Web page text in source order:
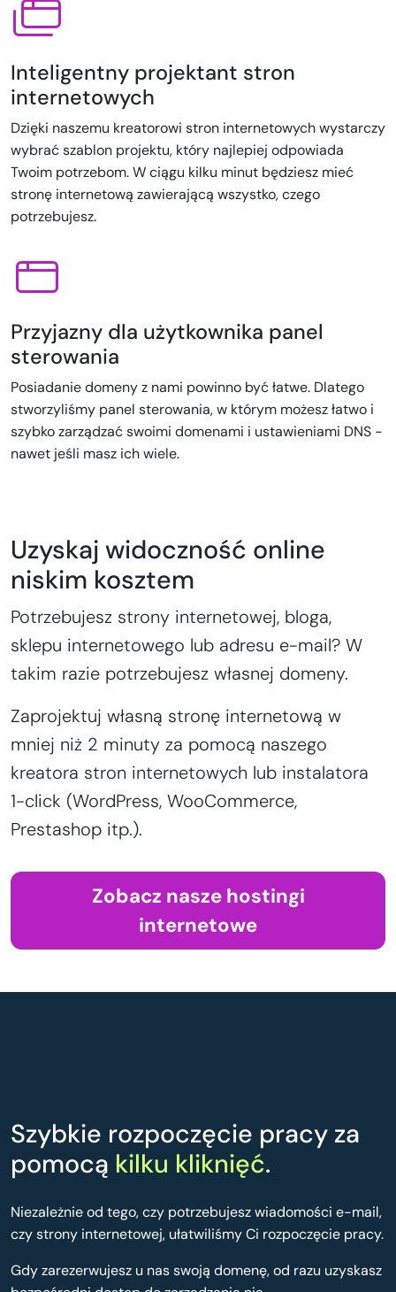
Inteligentny projektant stron
internetowych
Dzięki naszemu kreatorowi stron internetowych wystarczy
wybrać szablon projektu, który najlepiej odpowiada
Twoim potrzebom. W ciągu kilku minut będziesz mieć
stronę internetową zawierającą wszystko, czego
potrzebujesz.
Przyjazny dla użytkownika panel
sterowania
Posiadanie domeny z nami powinno być łatwe. Dlatego
stworzyliśmy panel sterowania, w którym możesz łatwo i
szybko zarządzać swoimi domenami i ustawieniami DNS -
nawet jeśli masz ich wiele.
Uzyskaj widoczność online
niskim kosztem
Potrzebujesz strony internetowej, bloga,
sklepu internetowego lub adresu e-mail? W
takim razie potrzebujesz własnej domeny.
Zaprojektuj własną stronę internetową w
mniej niż 2 minuty za pomocą naszego
kreatora stron internetowych lub instalatora
1-click (WordPress, WooCommerce,
Prestashop itp.).
Zobacz nasze hostingi
internetowe
Szybkie rozpoczęcie pracy za
pomocą kilku kliknięć.
Niezależnie od tego, czy potrzebujesz wiadomości e-mail,
czy strony internetowej, ułatwiliśmy Ci rozpoczęcie pracy.
Gdy zarezerwujesz u nas swoją domenę, od razu uzyskasz